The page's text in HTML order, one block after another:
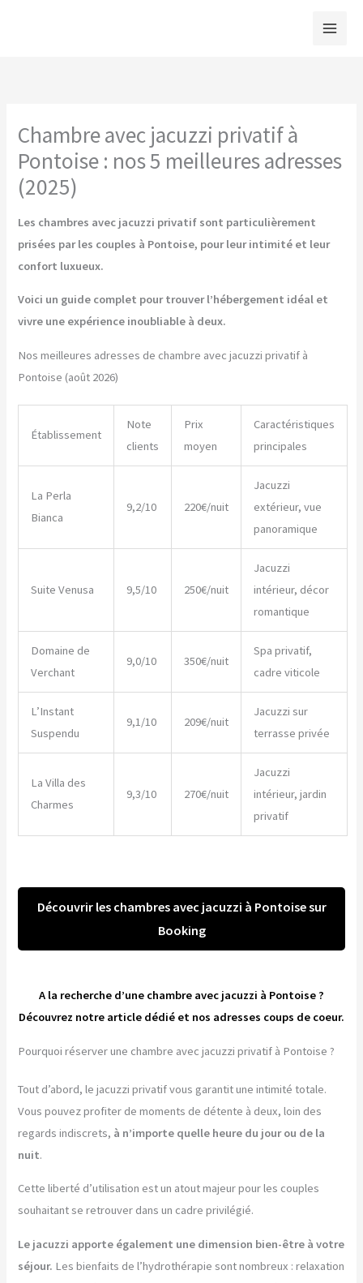
Chambre avec jacuzzi privatif à
Pontoise : nos 5 meilleures adresses
(2025)
Les chambres avec jacuzzi privatif sont particulièrement
prisées par les couples à Pontoise, pour leur intimité et leur
confort luxueux.
Voici un guide complet pour trouver l’hébergement idéal et
vivre une expérience inoubliable à deux.
Nos meilleures adresses de chambre avec jacuzzi privatif à
Pontoise (août 2026)
Établissement
Note
clients
Prix
moyen
Caractéristiques
principales
La Perla
Bianca
9,2/10 220€/nuit
Jacuzzi
extérieur, vue
panoramique
Suite Venusa 9,5/10 250€/nuit
Jacuzzi
intérieur, décor
romantique
Domaine de
Verchant
9,0/10 350€/nuit
Spa privatif,
cadre viticole
L’Instant
Suspendu
9,1/10 209€/nuit
Jacuzzi sur
terrasse privée
La Villa des
Charmes
9,3/10 270€/nuit
Jacuzzi
intérieur, jardin
privatif
Découvrir les chambres avec jacuzzi à Pontoise sur
Booking
A la recherche d’une chambre avec jacuzzi à Pontoise ?
Découvrez notre article dédié et nos adresses coups de coeur.
Pourquoi réserver une chambre avec jacuzzi privatif à Pontoise ?
Tout d’abord, le jacuzzi privatif vous garantit une intimité totale.
Vous pouvez profiter de moments de détente à deux, loin des
regards indiscrets, à n’importe quelle heure du jour ou de la
nuit.
Cette liberté d’utilisation est un atout majeur pour les couples
souhaitant se retrouver dans un cadre privilégié.
Le jacuzzi apporte également une dimension bien-être à votre
séjour. Les bienfaits de l’hydrothérapie sont nombreux : relaxation